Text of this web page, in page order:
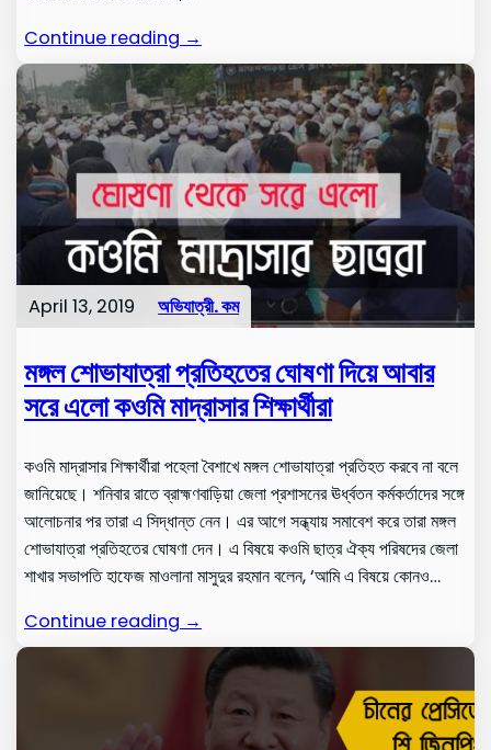
Continue reading →
April 13, 2019 অভিযাত্রী. কম
মঙ্গল শোভাযাত্রা প্রতিহতের ঘোষণা দিয়ে আবার
সরে এলো কওমি মাদ্রাসার শিক্ষার্থীরা
কওমি মাদ্রাসার শিক্ষার্থীরা পহেলা বৈশাখে মঙ্গল শোভাযাত্রা প্রতিহত করবে না বলে
জানিয়েছে। শনিবার রাতে ব্রাহ্মণবাড়িয়া জেলা প্রশাসনের ঊর্ধ্বতন কর্মকর্তাদের সঙ্গে
আলোচনার পর তারা এ সিদ্ধান্ত নেন। এর আগে সন্ধ্যায় সমাবেশ করে তারা মঙ্গল
শোভাযাত্রা প্রতিহতের ঘোষণা দেন। এ বিষয়ে কওমি ছাত্র ঐক্য পরিষদের জেলা
শাখার সভাপতি হাফেজ মাওলানা মাসুদুর রহমান বলেন, ‘আমি এ বিষয়ে কোনও…
Continue reading →